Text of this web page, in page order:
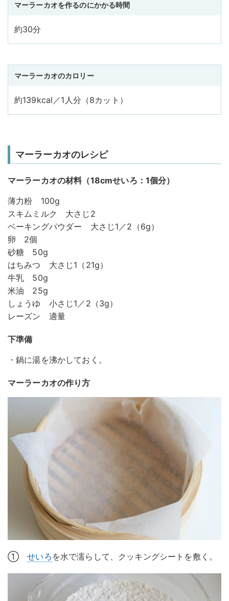
マーラーカオを作るのにかかる時間
約30分
マーラーカオのカロリー
約139kcal／1人分（8カット）
マーラーカオのレシピ
マーラーカオの材料（18cmせいろ：1個分）
薄力粉 100g
スキムミルク 大さじ2
ベーキングパウダー 大さじ1／2（6g）
卵 2個
砂糖 50g
はちみつ 大さじ1（21g）
牛乳 50g
米油 25g
しょうゆ 小さじ1／2（3g）
レーズン 適量
下準備
・鍋に湯を沸かしておく。
マーラーカオの作り方
①せいろ を水で濡らして、クッキングシートを敷く。